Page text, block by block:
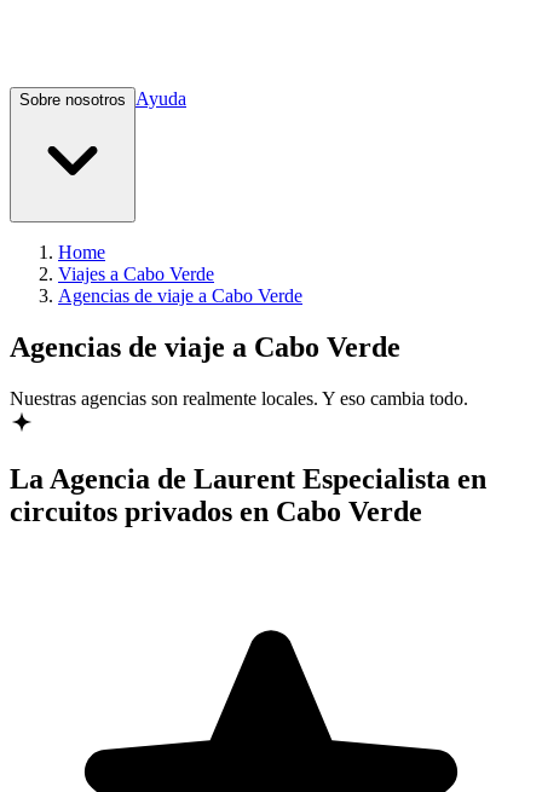
Sobre nosotros Ayuda
Home
Viajes a Cabo Verde
Agencias de viaje a Cabo Verde
Agencias de viaje a Cabo Verde
Nuestras agencias son realmente locales. Y eso cambia todo.
La Agencia de Laurent Especialista en
circuitos privados en Cabo Verde